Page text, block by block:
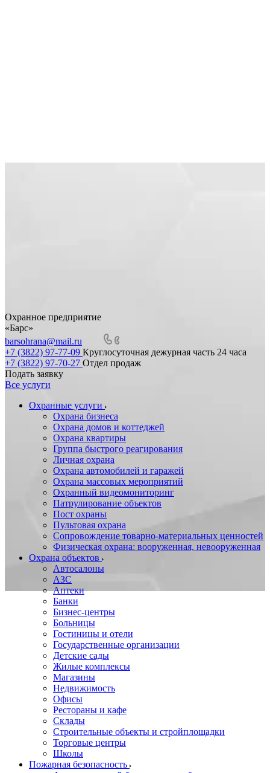
Охранное предприятие
«Барс»
barsohrana@mail.ru
+7 (3822) 97-77-09 Круглосуточная дежурная часть 24 часа
+7 (3822) 97-70-27 Отдел продаж
Подать заявку
Все услуги
Охранные услуги
Охрана бизнеса
Охрана домов и коттеджей
Охрана квартиры
Группа быстрого реагирования
Личная охрана
Охрана автомобилей и гаражей
Охрана массовых мероприятий
Охранный видеомониторинг
Патрулирование объектов
Пост охраны
Пультовая охрана
Сопровождение товарно-материальных ценностей
Физическая охрана: вооруженная, невооруженная
Охрана объектов
Автосалоны
АЗС
Аптеки
Банки
Бизнес-центры
Больницы
Гостиницы и отели
Государственные организации
Детские сады
Жилые комплексы
Магазины
Недвижимость
Офисы
Рестораны и кафе
Склады
Строительные объекты и стройплощадки
Торговые центры
Школы
Пожарная безопасность